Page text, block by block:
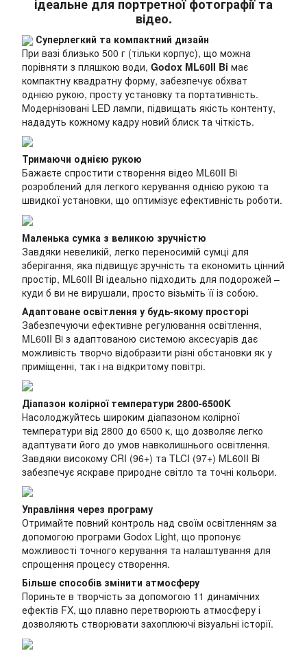
ідеальне для портретної фотографії та
відео.
Суперлегкий та компактний дизайн
При вазі близько 500 г (тільки корпус), що можна
порівняти з пляшкою води, Godox ML60II Bi має
компактну квадратну форму, забезпечує обхват
однією рукою, просту установку та портативність.
Модернізовані LED лампи, підвищать якість контенту,
нададуть кожному кадру новий блиск та чіткість.
Тримаючи однією рукою
Бажаєте спростити створення відео ML60II Bi
розроблений для легкого керування однією рукою та
швидкої установки, що оптимізує ефективність роботи.
Маленька сумка з великою зручністю
Завдяки невеликій, легко переносимій сумці для
зберігання, яка підвищує зручність та економить цінний
простір, ML60II Bi ідеально підходить для подорожей –
куди б ви не вирушали, просто візьміть її із собою.
Адаптоване освітлення у будь-якому просторі
Забезпечуючи ефективне регулювання освітлення,
ML60II Bi з адаптованою системою аксесуарів дає
можливість творчо відобразити різні обстановки як у
приміщенні, так і на відкритому повітрі.
Діапазон колірної температури 2800-6500K
Насолоджуйтесь широким діапазоном колірної
температури від 2800 до 6500 к, що дозволяє легко
адаптувати його до умов навколишнього освітлення.
Завдяки високому CRI (96+) та TLCI (97+) ML60II Bi
забезпечує яскраве природне світло та точні кольори.
Управління через програму
Отримайте повний контроль над своїм освітленням за
допомогою програми Godox Light, що пропонує
можливості точного керування та налаштування для
спрощення процесу створення.
Більше способів змінити атмосферу
Пориньте в творчість за допомогою 11 динамічних
ефектів FX, що плавно перетворюють атмосферу і
дозволяють створювати захоплюючі візуальні історії.